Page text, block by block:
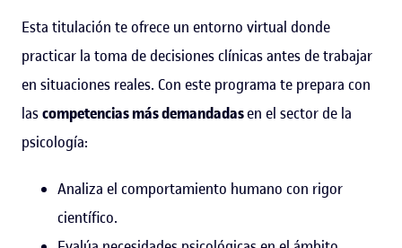
Esta titulación te ofrece un entorno virtual donde
practicar la toma de decisiones clínicas antes de trabajar
en situaciones reales. Con este programa te prepara con
lascompetencias más demandadasen el sector de la
psicología:
Analiza el comportamiento humano con rigor
científico.